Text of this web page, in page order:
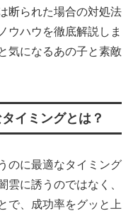
断られた場合の対処法
ウハウを徹底解説しま
気になるあの子と素敵
イミングとは？
のに最適なタイミング
雲に誘うのではなく、
で、成功率をグッと上